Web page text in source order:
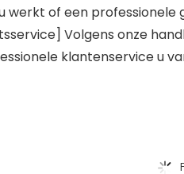
werkt of een
Volgens onze
klantenservice u